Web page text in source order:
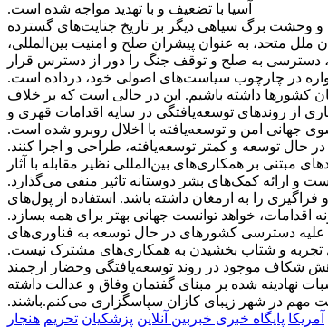
آسیا با تضعیف و با تهدید مواجه شده است.
و وحشت برگ سیاهی دیگر بر تاریخ جنایت‌های گسترده
متحد، به عنوان پیشران صلح و امنیت بین‌المللی،
دسترسی به صلح و توقف جنگ را دور از دسترس قرار
داده است. در چارچوب سیاست‌های اصولی خود، در
کشورها داشته باشیم. این در حالی است که بر خلاف
از روندهای توسعه‌یافتگی در سایه اقدامات قهری و
امن و توسعه‌یافته با اخلال روبرو شده است.
حال توسعه و کمتر توسعه‌یافته، طراحی و اجرا کنند.
مبتنی بر همکاری‌های بین‌المللی نظیر مقابله با آثار
و ارائه کمک‌های بشر دوستانه تاثیر منفی می‌گذارد.
را به ارمغان داشته باشد. استفاده از پول‌های
علیه دسترسی کشورهای در حال توسعه به فناوری‌های
تجربه و شتاب بخشیدن به همکاری‌های مشترک نیست.
حضار ارجمندشکاف موجود در روند توسعه‌یافتگی و
نهادینه شده بر مبنای گفتمان وفاق و عدالت داشته
باشند.مهم در شهر زیبای کازان سپاسگزاری می‌کنم.
آمریکا پایگاه خبری خبربین آنلاین پزشکیان تحریم هنجار